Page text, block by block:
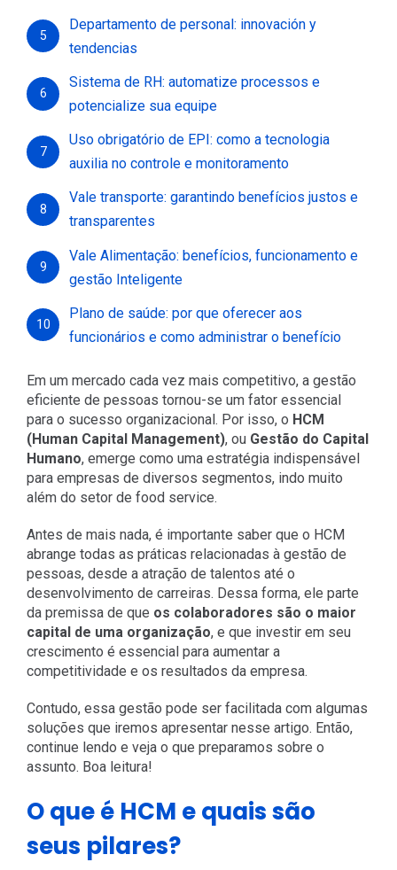
Em um mercado cada vez mais competitivo, a gestão
eficiente de pessoas tornou-se um fator essencial
para o sucesso organizacional. Por isso, o HCM
(Human Capital Management), ou Gestão do Capital
Humano, emerge como uma estratégia indispensável
para empresas de diversos segmentos, indo muito
além do setor de food service.
Antes de mais nada, é importante saber que o HCM
abrange todas as práticas relacionadas à gestão de
pessoas, desde a atração de talentos até o
desenvolvimento de carreiras. Dessa forma, ele parte
da premissa de que os colaboradores são o maior
capital de uma organização, e que investir em seu
crescimento é essencial para aumentar a
competitividade e os resultados da empresa.
Contudo, essa gestão pode ser facilitada com algumas
soluções que iremos apresentar nesse artigo. Então,
continue lendo e veja o que preparamos sobre o
assunto. Boa leitura!
O que é HCM e quais são
seus pilares?
5
Departamento de personal: innovación y
tendencias
6
Sistema de RH: automatize processos e
potencialize sua equipe
7
Uso obrigatório de EPI: como a tecnologia
auxilia no controle e monitoramento
8
Vale transporte: garantindo benefícios justos e
transparentes
9
Vale Alimentação: benefícios, funcionamento e
gestão Inteligente
10
Plano de saúde: por que oferecer aos
funcionários e como administrar o benefício